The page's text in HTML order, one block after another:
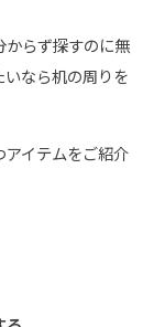
からず探すのに無
なら机の周りを
イテムをご紹介